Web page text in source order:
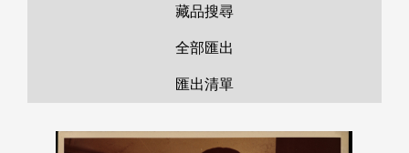
管理者登入
藏品搜尋
全部匯出
匯出清單